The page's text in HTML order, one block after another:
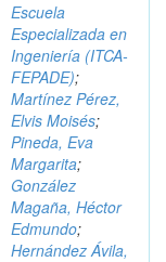
Escuela
Especializada en
Ingeniería (ITCA-
FEPADE);
Martínez Pérez,
Elvis Moisés;
Pineda, Eva
Margarita;
González
Magaña, Héctor
Edmundo;
Hernández Ávila,